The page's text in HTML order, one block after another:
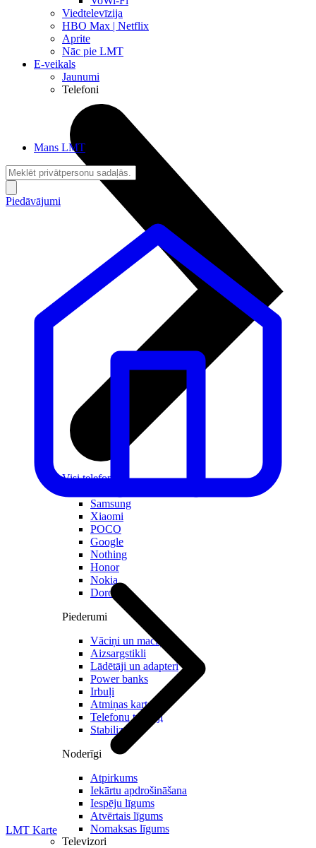
Viedtelevīzija
HBO Max | Netflix
Aprite
Nāc pie LMT
E-veikals
Jaunumi
Telefoni
Visi telefoni
Samsung
Xiaomi
POCO
Google
Nothing
Honor
Nokia
Doro
Piederumi
Vāciņi un maciņi
Aizsargstikli
Lādētāji un adapteri
Power banks
Irbuļi
Atmiņas kartes
Telefonu turētaji
Stabilizatori
Noderīgi
Atpirkums
Iekārtu apdrošināšana
Iespēju līgums
Atvērtais līgums
Nomaksas līgums
Televizori
Mans LMT
Piedāvājumi
LMT Karte